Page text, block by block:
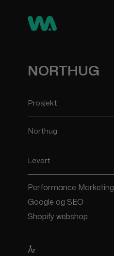
NORTHUG
Prosjekt
Northug
Levert
Performance Marketing
Google og SEO
Shopify webshop
År